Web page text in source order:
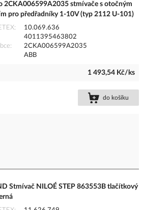
2CKA006599A2035 stmívače s otočným
pro předřadníky 1-10V (typ 2112 U-101)
10.069.636
4011395463802
2CKA006599A2035
ABB
1 493,54 Kč/ks
do košíku
Stmívač NILOÉ STEP 863553B tlačítkový